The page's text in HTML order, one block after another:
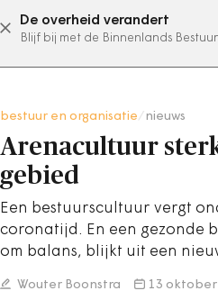
De overheid verandert
Blijf bij met de Binnenlands
abonneer nu
bestuur en organisatie nieuws
Arenacultuur
gebied
Een bestuurscultuur vergt
coronatijd. En een gezonde
om balans, blijkt uit een
Wouter Boonstra 13 oktober